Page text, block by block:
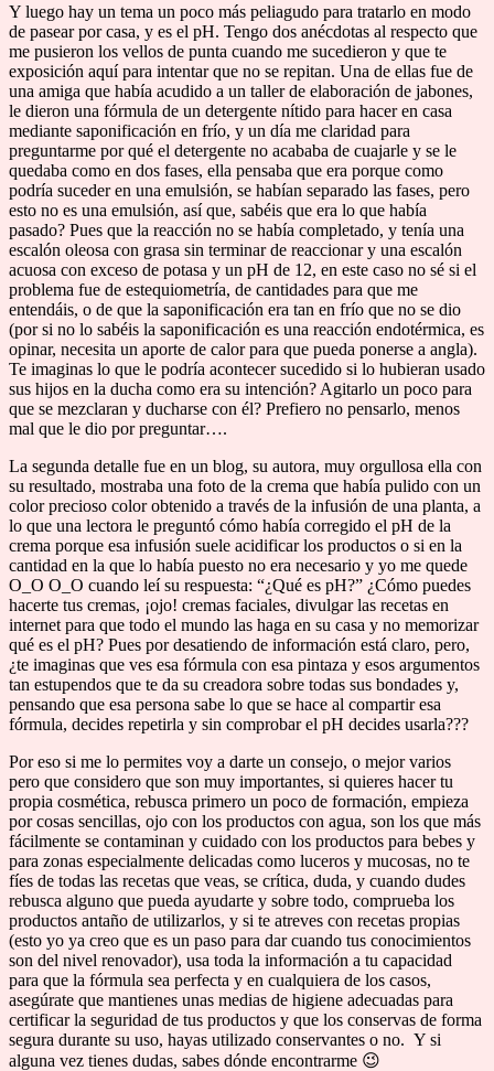
Y luego hay un tema un poco más peliagudo para tratarlo en modo
de pasear por casa, y es el pH. Tengo dos anécdotas al respecto que
me pusieron los vellos de punta cuando me sucedieron y que te
exposición aquí para intentar que no se repitan. Una de ellas fue de
una amiga que había acudido a un taller de elaboración de jabones,
le dieron una fórmula de un detergente nítido para hacer en casa
mediante saponificación en frío, y un día me claridad para
preguntarme por qué el detergente no acababa de cuajarle y se le
quedaba como en dos fases, ella pensaba que era porque como
podría suceder en una emulsión, se habían separado las fases, pero
esto no es una emulsión, así que, sabéis que era lo que había
pasado? Pues que la reacción no se había completado, y tenía una
escalón oleosa con grasa sin terminar de reaccionar y una escalón
acuosa con exceso de potasa y un pH de 12, en este caso no sé si el
problema fue de estequiometría, de cantidades para que me
entendáis, o de que la saponificación era tan en frío que no se dio
(por si no lo sabéis la saponificación es una reacción endotérmica, es
opinar, necesita un aporte de calor para que pueda ponerse a angla).
Te imaginas lo que le podría acontecer sucedido si lo hubieran usado
sus hijos en la ducha como era su intención? Agitarlo un poco para
que se mezclaran y ducharse con él? Prefiero no pensarlo, menos
mal que le dio por preguntar….
La segunda detalle fue en un blog, su autora, muy orgullosa ella con
su resultado, mostraba una foto de la crema que había pulido con un
color precioso color obtenido a través de la infusión de una planta, a
lo que una lectora le preguntó cómo había corregido el pH de la
crema porque esa infusión suele acidificar los productos o si en la
cantidad en la que lo había puesto no era necesario y yo me quede
O_O O_O cuando leí su respuesta: “¿Qué es pH?” ¿Cómo puedes
hacerte tus cremas, ¡ojo! cremas faciales, divulgar las recetas en
internet para que todo el mundo las haga en su casa y no memorizar
qué es el pH? Pues por desatiendo de información está claro, pero,
¿te imaginas que ves esa fórmula con esa pintaza y esos argumentos
tan estupendos que te da su creadora sobre todas sus bondades y,
pensando que esa persona sabe lo que se hace al compartir esa
fórmula, decides repetirla y sin comprobar el pH decides usarla???
Por eso si me lo permites voy a darte un consejo, o mejor varios
pero que considero que son muy importantes, si quieres hacer tu
propia cosmética, rebusca primero un poco de formación, empieza
por cosas sencillas, ojo con los productos con agua, son los que más
fácilmente se contaminan y cuidado con los productos para bebes y
para zonas especialmente delicadas como luceros y mucosas, no te
fíes de todas las recetas que veas, se crítica, duda, y cuando dudes
rebusca alguno que pueda ayudarte y sobre todo, comprueba los
productos antaño de utilizarlos, y si te atreves con recetas propias
(esto yo ya creo que es un paso para dar cuando tus conocimientos
son del nivel renovador), usa toda la información a tu capacidad
para que la fórmula sea perfecta y en cualquiera de los casos,
asegúrate que mantienes unas medias de higiene adecuadas para
certificar la seguridad de tus productos y que los conservas de forma
segura durante su uso, hayas utilizado conservantes o no. Y si
alguna vez tienes dudas, sabes dónde encontrarme 😉